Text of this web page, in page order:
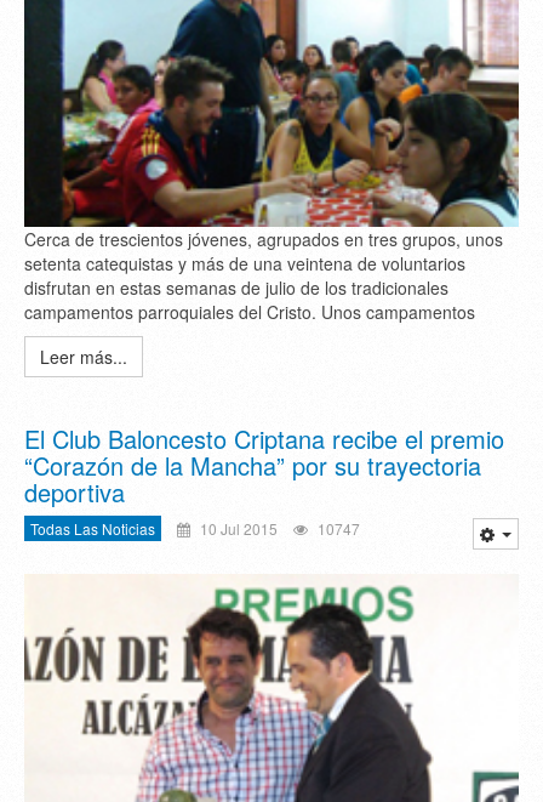
Cerca de trescientos jóvenes, agrupados en tres grupos, unos
setenta catequistas y más de una veintena de voluntarios
disfrutan en estas semanas de julio de los tradicionales
campamentos parroquiales del Cristo. Unos campamentos
Leer más...
El Club Baloncesto Criptana recibe el premio
“Corazón de la Mancha” por su trayectoria
deportiva
Todas Las Noticias 10 Jul 2015 10747